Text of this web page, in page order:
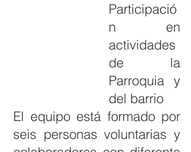
Participació
n en
actividades
de la
Parroquia y
del barrio
El equipo está formado por
seis personas voluntarias y